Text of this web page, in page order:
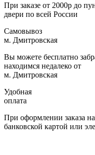
При заказе от 2000р до
двери по всей России
Самовывоз
м. Дмитровская
Вы можете бесплатно
находимся недалеко от
м. Дмитровская
Удобная
оплата
При оформлении заказа
банковской картой или